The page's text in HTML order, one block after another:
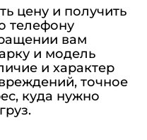
цену и получить
телефону
вам
и модель
и характер
точное
куда нужно